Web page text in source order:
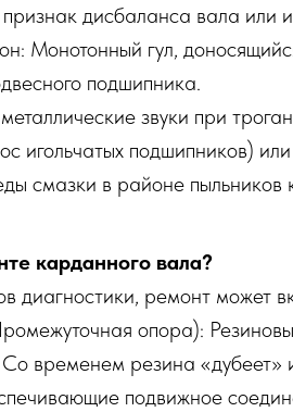
дисбаланса вала или
Монотонный гул,
подшипника.
звуки при
игольчатых подшипников)
смазки в районе
карданного вала?
диагностики, ремонт может
опора):
временем резина «дубеет»
подвижное